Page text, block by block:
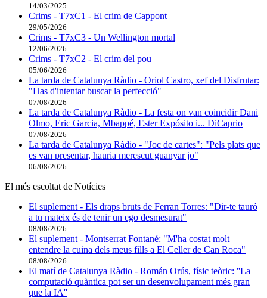
14/03/2025
Crims - T7xC1 - El crim de Cappont
29/05/2026
Crims - T7xC3 - Un Wellington mortal
12/06/2026
Crims - T7xC2 - El crim del pou
05/06/2026
La tarda de Catalunya Ràdio - Oriol Castro, xef del Disfrutar:
"Has d'intentar buscar la perfecció"
07/08/2026
La tarda de Catalunya Ràdio - La festa on van coincidir Dani
Olmo, Eric Garcia, Mbappé, Ester Expósito i... DiCaprio
07/08/2026
La tarda de Catalunya Ràdio - "Joc de cartes": "Pels plats que
es van presentar, hauria merescut guanyar jo"
06/08/2026
El més escoltat de Notícies
El suplement - Els draps bruts de Ferran Torres: "Dir-te tauró
a tu mateix és de tenir un ego desmesurat"
08/08/2026
El suplement - Montserrat Fontané: "M'ha costat molt
entendre la cuina dels meus fills a El Celler de Can Roca"
08/08/2026
El matí de Catalunya Ràdio - Román Orús, físic teòric: ''La
computació quàntica pot ser un desenvolupament més gran
que la IA''